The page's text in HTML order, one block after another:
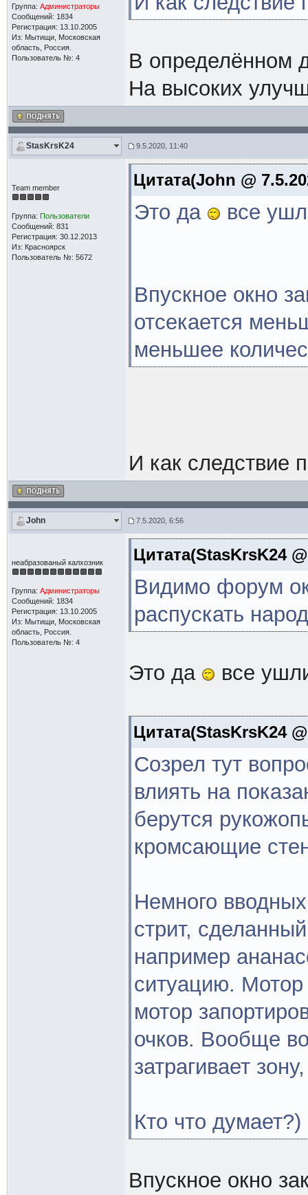
Группа: Администраторы
Сообщений: 1834
Регистрация: 13.10.2005
Из: Мытищи, Московская
область, Россия.
Пользователь №: 4
В определённом
На высоких
StasKrsK24 9.5.2020, 11:40
Team member
Группа: Пользователи
Сообщений: 831
Регистрация: 30.12.2013
Из: Красноярск
Пользователь №: 5672
Цитата(John @
Это да все
Впускное окно
отсекается
меньшее
И как следствие
John 7.5.2020, 6:56
неабразованый калхозник
Группа: Администраторы
Сообщений: 1834
Регистрация: 13.10.2005
Из: Мытищи, Московская
область, Россия.
Пользователь №: 4
Цитата(StasKrsK24
Видимо форум
распускать
Это да все
Цитата(StasKrsK24
Созрел тут
влиять на
берутся
кромсающие
Немного
стрит,
например
ситуацию. Мотор
мотор
очков. Вообще
затрагивает
Кто что думает?)
Впускное окно